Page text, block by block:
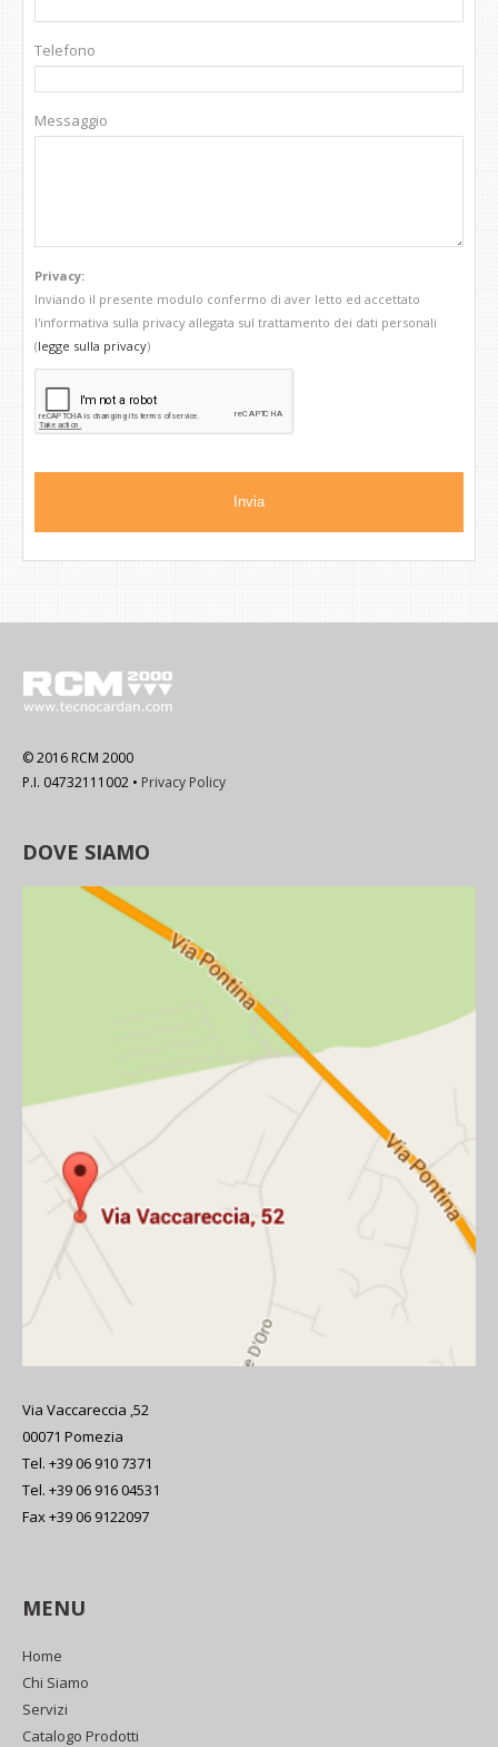
Telefono
Messaggio
Privacy:
Inviando il presente modulo confermo di aver letto ed accettato
l'informativa sulla privacy allegata sul trattamento dei dati personali
(legge sulla privacy)
© 2016 RCM 2000
P.I. 04732111002 • Privacy Policy
DOVE SIAMO
Via Vaccareccia ,52
00071 Pomezia
Tel. +39 06 910 7371
Tel. +39 06 916 04531
Fax +39 06 9122097
MENU
Home
Chi Siamo
Servizi
Catalogo Prodotti